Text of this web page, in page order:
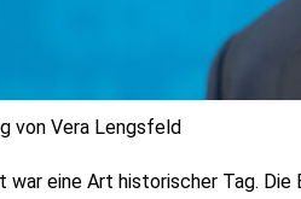
von Vera Lengsfeld
war eine Art historischer Tag.